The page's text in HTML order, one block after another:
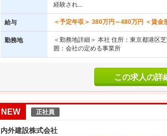
経験され...
給与 ＜予定年収＞ 380万円～480万円 ＜賃
勤務地
＜勤務地詳細＞ 本社 住所：東京都港区
囲：会社の定める事業所
この求人の詳
NEW 正社員
内外建設株式会社